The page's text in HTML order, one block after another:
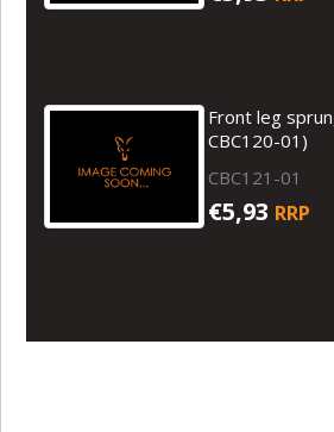
Front leg
CBC120-01)
CBC121-01
€5,93 RRP